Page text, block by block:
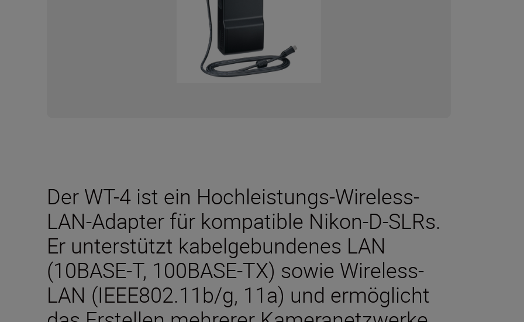
Der WT-4 ist ein Hochleistungs-Wireless-
LAN-Adapter für kompatible Nikon-D-SLRs.
Er unterstützt kabelgebundenes LAN
(10BASE-T, 100BASE-TX) sowie Wireless-
LAN (IEEE802.11b/g, 11a) und ermöglicht